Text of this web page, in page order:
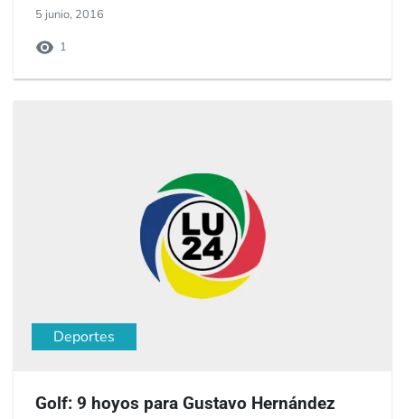
5 junio, 2016
1
Deportes
Golf: 9 hoyos para Gustavo Hernández